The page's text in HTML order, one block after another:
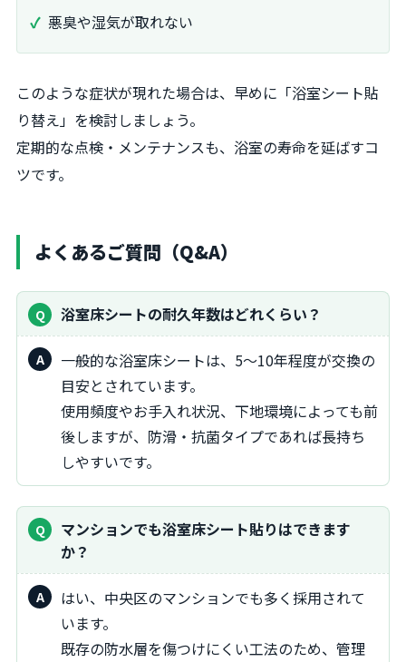
悪臭や湿気が取れない
このような症状が現れた場合は、早めに「浴室シート貼
り替え」を検討しましょう。
定期的な点検・メンテナンスも、浴室の寿命を延ばすコ
ツです。
よくあるご質問（Q&A）
浴室床シートの耐久年数はどれくらい？
一般的な浴室床シートは、5～10年程度が交換の
目安とされています。
使用頻度やお手入れ状況、下地環境によっても前
後しますが、防滑・抗菌タイプであれば長持ち
しやすいです。
マンションでも浴室床シート貼りはできます
か？
はい、中央区のマンションでも多く採用されて
います。
既存の防水層を傷つけにくい工法のため、管理